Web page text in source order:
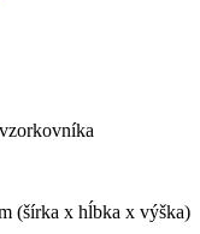
(šírka x hĺbka x výška)